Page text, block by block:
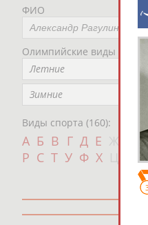
ФИО
Олимпийские виды спорта
Летние
Зимние
Виды спорта (160):
А Б В Г Д Е
Р С Т У Ф Х